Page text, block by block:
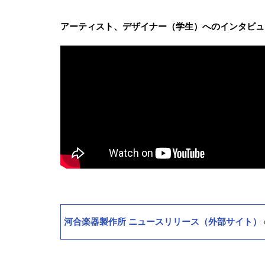
アーティスト、デザイナー（学生）へのインタビ
河合楽器製作所 ニュースリリース（外部サイト）